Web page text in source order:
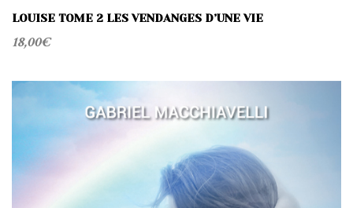
LOUISE TOME 2 LES VENDANGES D’UNE VIE
18,00€